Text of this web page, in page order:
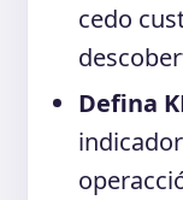
cedo
Defina